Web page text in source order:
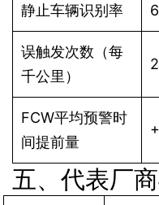
静止车辆识别率
误触发次数（每
千公里）
FCW平均预警时
间提前量
五、代表厂